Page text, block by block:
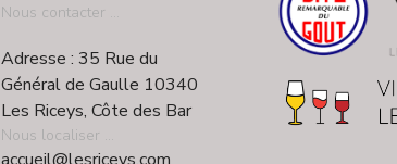
Nous contacter ...
Adresse : 35 Rue du
Général de Gaulle 10340
Les Riceys, Côte des Bar
Nous localiser ...